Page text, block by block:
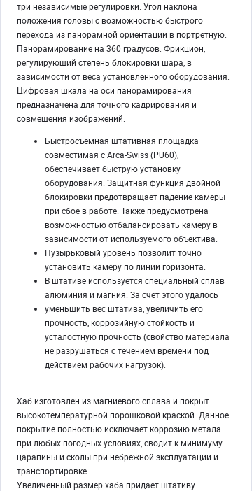
три независимые регулировки. Угол наклона
положения головы с возможностью быстрого
перехода из панорамной ориентации в портретную.
Панорамирование на 360 градусов. Фрикцион,
регулирующий степень блокировки шара, в
зависимости от веса установленного оборудования.
Цифровая шкала на оси панорамирования
предназначена для точного кадрирования и
совмещения изображений.
Быстросъемная штативная площадка
совместимая с Arca-Swiss (PU60),
обеспечивает быструю установку
оборудования. Защитная функция двойной
блокировки предотвращает падение камеры
при сбое в работе. Также предусмотрена
возможностью отбалансировать камеру в
зависимости от используемого объектива.
Пузырьковый уровень позволит точно
установить камеру по линии горизонта.
В штативе используется специальный сплав
алюминия и магния. За счет этого удалось
уменьшить вес штатива, увеличить его
прочность, коррозийную стойкость и
усталостную прочность (свойство материала
не разрушаться с течением времени под
действием рабочих нагрузок).
Хаб изготовлен из магниевого сплава и покрыт
высокотемпературной порошковой краской. Данное
покрытие полностью исключает коррозию метала
при любых погодных условиях, сводит к минимуму
царапины и сколы при небрежной эксплуатации и
транспортировке.
Увеличенный размер хаба придает штативу